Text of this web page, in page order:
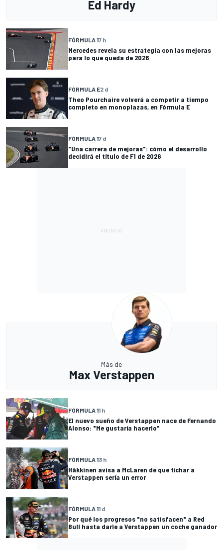
Ed Hardy
FÓRMULA 17 h
Mercedes revela su estrategia con las mejoras
para lo que queda de 2026
FÓRMULA E2 d
Theo Pourchaire volverá a competir a tiempo
completo en monoplazas, en Fórmula E
FÓRMULA 17 d
"Una carrera de mejoras": cómo el desarrollo
decidirá el título de F1 de 2026
Más de
Max Verstappen
FÓRMULA 11 h
El nuevo sueño de Verstappen nace de Fernando
Alonso: "Me gustaría hacerlo"
FÓRMULA 13 h
Häkkinen avisa a McLaren de que fichar a
Verstappen sería un error
FÓRMULA 11 d
Por qué los progresos "no satisfacen" a Red
Bull hasta darle a Verstappen un coche ganador